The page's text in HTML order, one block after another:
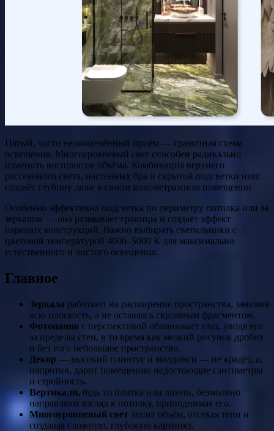
Пятый, часто недооценённый приём — грамотная схема
освещения. Многоуровневый свет способен радикально
изменить восприятие объёма. Комбинация верхнего
рассеянного света, настенных бра и скрытой подсветки ниш
создаёт глубину даже в самом малометражном помещении.
Особенно эффективна подсветка по периметру потолка или за
зеркалом — она размывает границы и создаёт эффект
парящих конструкций. Важно выбирать светильники с
цветовой температурой 4000–5000 К для максимально
естественного и чистого освещения.
Главное
Зеркала работают на расширение пространства, занимая
всю плоскость, а не оставаясь скромным фрагментом.
Фотопанно с перспективой обманывает глаз, уводя его
за пределы стен, в то время как мелкий рисунок дробит
и без того небольшое пространство.
Декор — высокий плинтус и молдинги — не крадёт, а,
напротив, дарит помещению недостающие сантиметры
и стройность.
Вертикали, будь то плитка или линии, безмолвно
направляют взгляд к потолку, приподнимая его.
Многоуровневый свет лепит объём, отсекая тени и
создавая сложную, глубокую картинку.